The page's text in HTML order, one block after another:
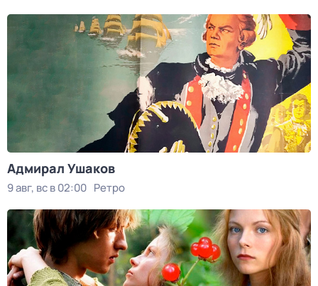
Адмирал Ушаков
9 авг, вс в 02:00 Ретро